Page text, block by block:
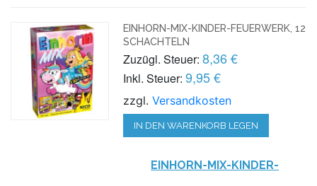
EINHORN-MIX-KINDER-FEUERWERK, 12
SCHACHTELN
Zuzügl. Steuer: 8,36 €
Inkl. Steuer: 9,95 €
zzgl.Versandkosten
IN DEN WARENKORB LEGEN
EINHORN-MIX-KINDER-